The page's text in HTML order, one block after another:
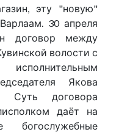
эту "новую"
30 апреля
договор между
волости с
Якова
Суть договора
даёт на
богослужебные